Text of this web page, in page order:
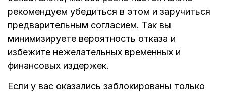
рекомендуем убедиться в этом и заручиться
предварительным согласием. Так вы
минимизируете вероятность отказа и
избежите нежелательных временных и
финансовых издержек.
Если у вас оказались заблокированы только